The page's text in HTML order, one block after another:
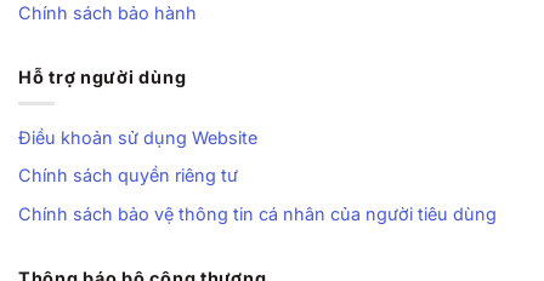
Chính sách bảo hành
Hỗ trợ người dùng
Điều khoản sử dụng Website
Chính sách quyền riêng tư
Chính sách bảo vệ thông tin cá nhân của người tiêu dùng